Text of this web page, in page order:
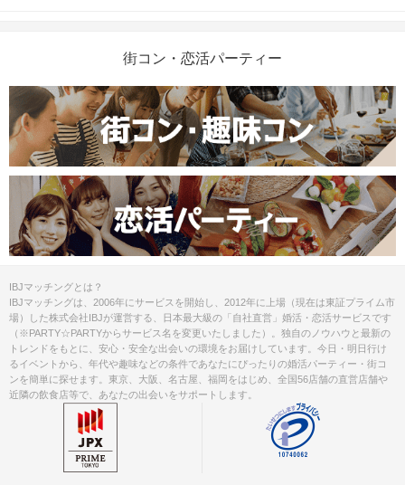
街コン・恋活パーティー
IBJマッチングとは？
IBJマッチングは、2006年にサービスを開始し、2012年に上場（現在は東証プライム市
場）した株式会社IBJが運営する、日本最大級の「自社直営」婚活・恋活サービスです
（※PARTY☆PARTYからサービス名を変更いたしました）。独自のノウハウと最新の
トレンドをもとに、安心・安全な出会いの環境をお届けしています。今日・明日行け
るイベントから、年代や趣味などの条件であなたにぴったりの婚活パーティー・街コ
ンを簡単に探せます。東京、大阪、名古屋、福岡をはじめ、全国56店舗の直営店舗や
近隣の飲食店等で、あなたの出会いをサポートします。